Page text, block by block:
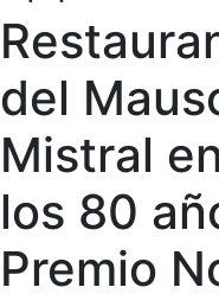
del
Mistral
los 80
Premio